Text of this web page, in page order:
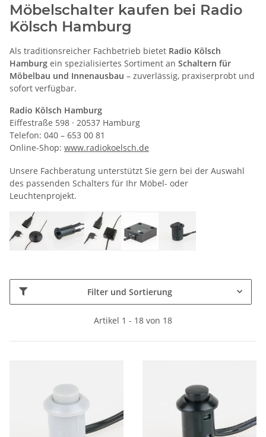
Möbelschalter kaufen bei Radio
Kölsch Hamburg
Als traditionsreicher Fachbetrieb bietet Radio Kölsch
Hamburg ein spezialisiertes Sortiment an Schaltern für
Möbelbau und Innenausbau – zuverlässig, praxiserprobt und
sofort verfügbar.
Radio Kölsch Hamburg
Eiffestraße 598 · 20537 Hamburg
Telefon: 040 – 653 00 81
Online-Shop: www.radiokoelsch.de
Unsere Fachberatung unterstützt Sie gern bei der Auswahl
des passenden Schalters für Ihr Möbel- oder
Leuchtenprojekt.
Filter und Sortierung
Artikel 1 - 18 von 18